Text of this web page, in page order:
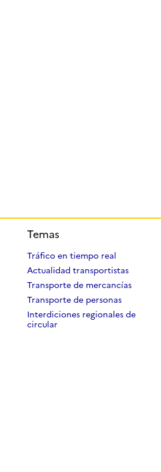
Temas
Tráfico en tiempo real
Actualidad transportistas
Transporte de mercancías
Transporte de personas
Interdiciones regionales de
circular